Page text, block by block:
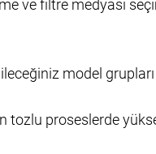
ve filtre medyası
model grupları
tozlu proseslerde